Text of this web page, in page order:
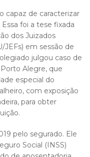
capaz de caracterizar
foi a tese fixada
dos Juizados
JEFs) em sessão de
julgou caso de
Alegre, que
especial do
com exposição
para obter
pelo segurado. Ele
Social (INSS)